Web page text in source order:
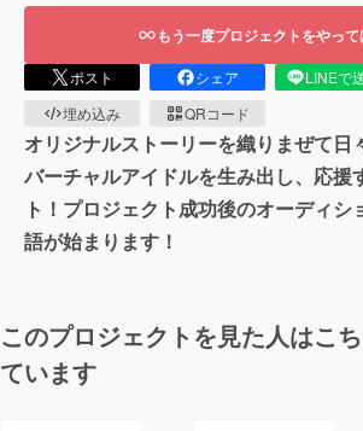
もう一度プロジェクトをやっ
ポスト シェア LINEで
埋め込み
QRコード
オリジナルストーリーを織りまぜて日
バーチャルアイドルを生み出し、応援
ト！プロジェクト成功後のオーディシ
語が始まります！
このプロジェクトを見た人はこ
ています